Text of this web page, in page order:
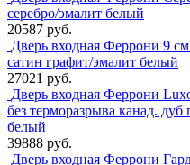
серебро/эмалит белый
20587 руб.
Дверь входная Феррони 9
сатин графит/эмалит белый
27021 руб.
Дверь входная Феррони
без терморазрыва канад.
белый
39888 руб.
Дверь входная Феррони